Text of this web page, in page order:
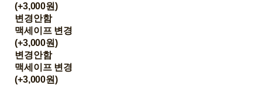
(+3,000원)
변경안함
맥세이프 변경
(+3,000원)
변경안함
맥세이프 변경
(+3,000원)